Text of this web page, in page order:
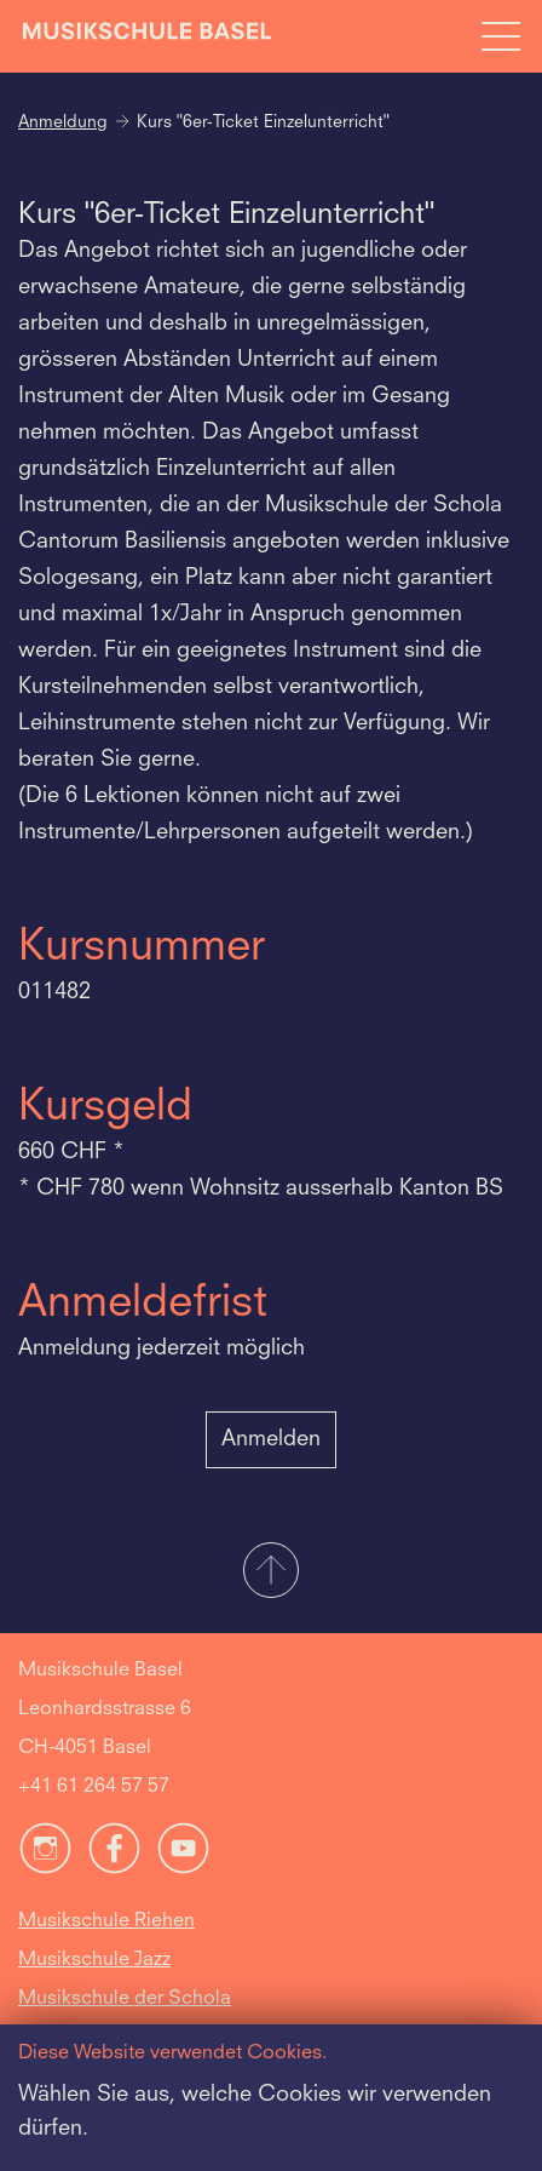
Anmeldung Kurs "6er-Ticket Einzelunterricht"
Kurs "6er-Ticket Einzelunterricht"
Das Angebot richtet sich an jugendliche oder
erwachsene Amateure, die gerne selbständig
arbeiten und deshalb in unregelmässigen,
grösseren Abständen Unterricht auf einem
Instrument der Alten Musik oder im Gesang
nehmen möchten. Das Angebot umfasst
grundsätzlich Einzelunterricht auf allen
Instrumenten, die an der Musikschule der Schola
Cantorum Basiliensis angeboten werden inklusive
Sologesang, ein Platz kann aber nicht garantiert
und maximal 1x/Jahr in Anspruch genommen
werden. Für ein geeignetes Instrument sind die
Kursteilnehmenden selbst verantwortlich,
Leihinstrumente stehen nicht zur Verfügung. Wir
beraten Sie gerne.
(Die 6 Lektionen können nicht auf zwei
Instrumente/Lehrpersonen aufgeteilt werden.)
Kursnummer
011482
Kursgeld
660 CHF *
* CHF 780 wenn Wohnsitz ausserhalb Kanton BS
Anmeldefrist
Anmeldung jederzeit möglich
Anmelden
Musikschule Basel
Leonhardsstrasse 6
CH-4051 Basel
+41 61 264 57 57
Musikschule Riehen
Musikschule Jazz
Musikschule der Schola
Intranet
Offene Stellen
Diese Website verwendet Cookies.
Wählen Sie aus, welche Cookies wir verwenden
dürfen.